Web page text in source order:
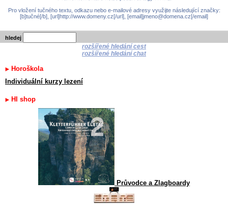
Pro vložení tučného textu, odkazu nebo e-mailové adresy využijte následující značky:
[b]tučné[/b], [url]http://www.domeny.cz[/url], [email]jmeno@domena.cz[/email]
hledej
rozšířené hledání cest
rozšířené hledání chat
Horoškola
Individuální kurzy lezení
HI shop
Průvodce a Zlagboardy